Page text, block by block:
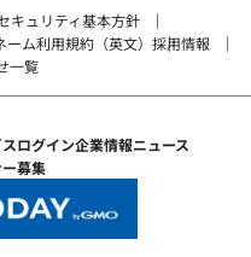
キュリティ基本方針
ーム利用規約（英文） 採用情報
一覧
ログイン企業情報ニュース
募集